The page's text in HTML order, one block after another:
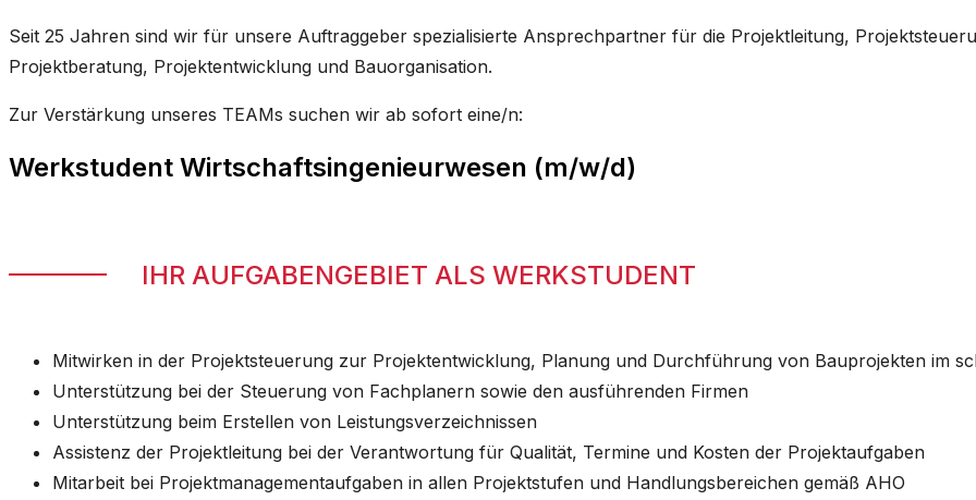
Seit 25 Jahren sind wir für unsere Auftraggeber spezialisierte Ansprechpartner für die Projektleitung,
Projektberatung, Projektentwicklung und Bauorganisation.
Zur Verstärkung unseres TEAMs suchen wir ab sofort eine/n:
Werkstudent Wirtschaftsingenieurwesen (m/w/d)
IHR AUFGABENGEBIET ALS WERKSTUDENT
Mitwirken in der Projektsteuerung zur Projektentwicklung, Planung und Durchführung von Bauprojekten im
Unterstützung bei der Steuerung von Fachplanern sowie den ausführenden Firmen
Unterstützung beim Erstellen von Leistungsverzeichnissen
Assistenz der Projektleitung bei der Verantwortung für Qualität, Termine und Kosten der Projektaufgaben
Mitarbeit bei Projektmanagementaufgaben in allen Projektstufen und Handlungsbereichen gemäß AHO